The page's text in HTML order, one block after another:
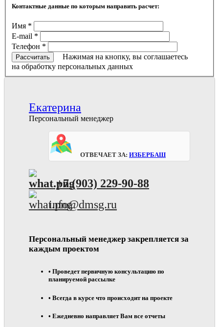
Контактные данные по которым направить расчет:
Имя *
E-mail *
Телефон *
Рассчитать
Нажимая на кнопку, вы соглашаетесь
на обработку персональных данных
Екатерина
Персональный менеджер
Отвечает за: Избербаш
+7 (903) 229-90-88
info@dmsg.ru
Персональный менеджер закрепляется за
каждым проектом
• Проведет первичную консультацию по
планируемой рассылке
• Всегда в курсе что происходит на проекте
• Ежедневно направляет Вам все отчеты